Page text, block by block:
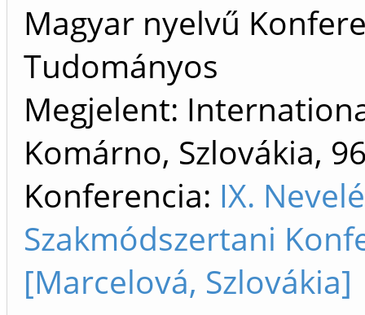
Magyar nyelvű
Tudományos
Megjelent:
Komárno, Szlovákia,
Konferencia: IX.
Szakmódszertani
[Marcelová, Szlovákia]